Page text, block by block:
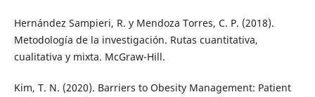
Hernández Sampieri, R. y Mendoza Torres, C. P. (2018).
Metodología de la investigación. Rutas cuantitativa,
cualitativa y mixta. McGraw-Hill.
Kim, T. N. (2020). Barriers to Obesity Management: Patient